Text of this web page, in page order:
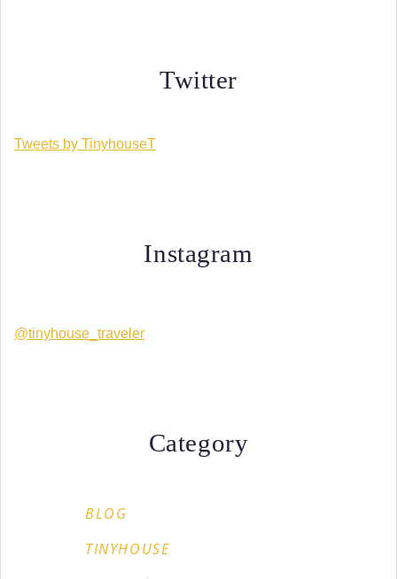
Twitter
Tweets by TinyhouseT
Instagram
@tinyhouse_traveler
Category
BLOG
TINYHOUSE